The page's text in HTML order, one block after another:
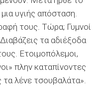
υγιής απόσταση.
τους. Τώρα; Γυμνοί
τα αδιέξοδα
Ετοιμοπόλεμοι,
πλην καταπίνοντες
λένε τσουβαλάτα».